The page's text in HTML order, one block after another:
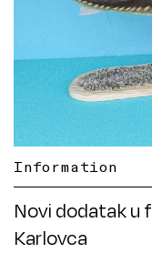
Information
Novi dodatak u
Karlovca